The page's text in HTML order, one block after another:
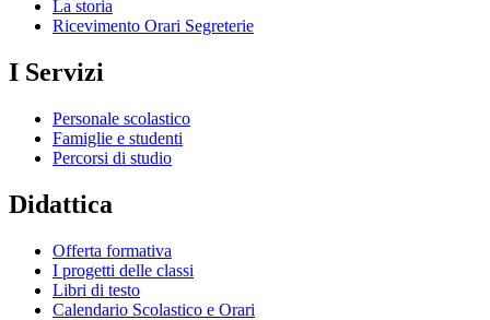
La storia
Ricevimento Orari Segreterie
I Servizi
Personale scolastico
Famiglie e studenti
Percorsi di studio
Didattica
Offerta formativa
I progetti delle classi
Libri di testo
Calendario Scolastico e Orari